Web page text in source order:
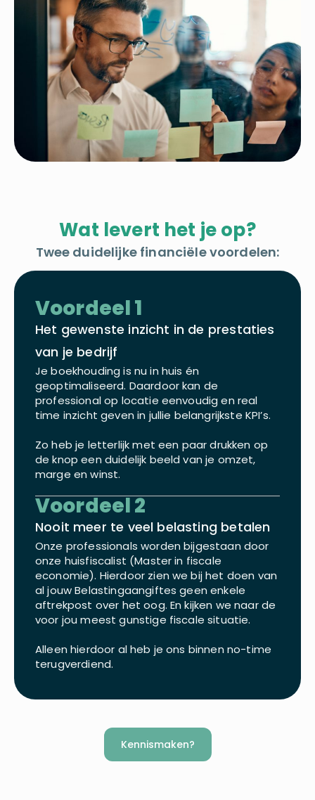
Wat levert het je op?
Twee duidelijke financiële voordelen:
Voordeel 1
Het gewenste inzicht in de prestaties
van je bedrijf
Je boekhouding is nu in huis én
geoptimaliseerd. Daardoor kan de
professional op locatie eenvoudig en real
time inzicht geven in jullie belangrijkste KPI’s.
Zo heb je letterlijk met een paar drukken op
de knop een duidelijk beeld van je omzet,
marge en winst.
Voordeel 2
Nooit meer te veel belasting betalen
Onze professionals worden bijgestaan door
onze huisfiscalist (Master in fiscale
economie). Hierdoor zien we bij het doen van
al jouw Belastingaangiftes geen enkele
aftrekpost over het oog. En kijken we naar de
voor jou meest gunstige fiscale situatie.
Alleen hierdoor al heb je ons binnen no-time
terugverdiend.
Kennismaken?